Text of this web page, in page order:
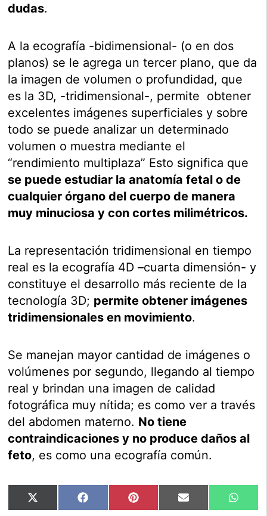
dudas.
A la ecografía -bidimensional- (o en dos
planos) se le agrega un tercer plano, que da
la imagen de volumen o profundidad, que
es la 3D, -tridimensional-, permite obtener
excelentes imágenes superficiales y sobre
todo se puede analizar un determinado
volumen o muestra mediante el
“rendimiento multiplaza” Esto significa que
se puede estudiar la anatomía fetal o de
cualquier órgano del cuerpo de manera
muy minuciosa y con cortes milimétricos.
La representación tridimensional en tiempo
real es la ecografía 4D –cuarta dimensión- y
constituye el desarrollo más reciente de la
tecnología 3D; permite obtener imágenes
tridimensionales en movimiento.
Se manejan mayor cantidad de imágenes o
volúmenes por segundo, llegando al tiempo
real y brindan una imagen de calidad
fotográfica muy nítida; es como ver a través
del abdomen materno. No tiene
contraindicaciones y no produce daños al
feto, es como una ecografía común.
Compartir
en
X
(Twitter)
Compartir
en
Facebook Compartir
en
Pinterest Compartir
en
Email
en